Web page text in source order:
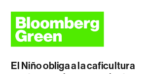
El Niño obliga a la caficultura